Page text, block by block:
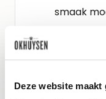
Deze website
smaak
een